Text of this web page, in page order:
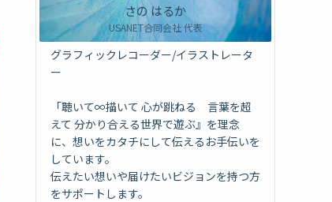
さの はるか
USANET合同会社 代表
グラフィックレコーダー/イラストレータ
ー
「聴いて∞描いて 心が跳ねる 言葉を超
えて 分かり合える世界で遊ぶ』を理念
に、想いをカタチにして伝えるお手伝いを
しています。
伝えたい想いや届けたいビジョンを持つ方
をサポートします。